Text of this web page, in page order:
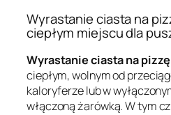
Wyrastanie ciasta na
ciepłym miejscu dla
Wyrastanie ciasta na pizzę
ciepłym, wolnym od
kaloryferze lub w
włączoną żarówką. W tym